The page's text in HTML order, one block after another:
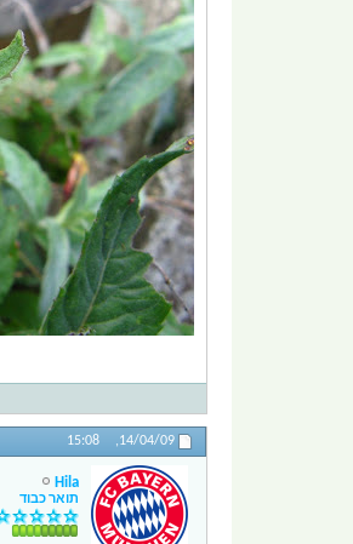
14/04/09,
15:08
Hila
תואר כבוד